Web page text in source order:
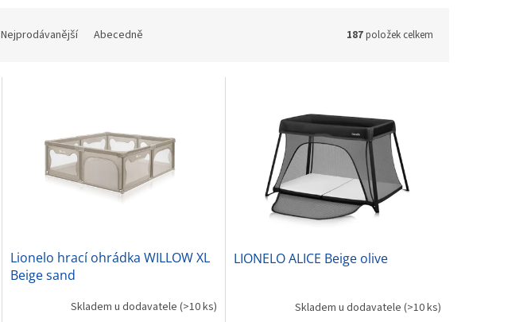
Nejprodávanější Abecedně 187položek celkem
Lionelo hrací ohrádka WILLOW XL
Beige sand
Skladem u dodavatele (>10 ks)
LIONELO ALICE Beige olive
Skladem u dodavatele (>10 ks)